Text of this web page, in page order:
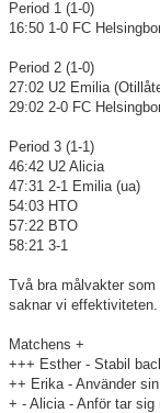
Period 1 (1-0)
16:50 1-0 FC
Period 2 (1-0)
27:02 U2 Emilia
29:02 2-0 FC
Period 3 (1-1)
46:42 U2 Alicia
47:31 2-1 Emilia (ua)
54:03 HTO
57:22 BTO
58:21 3-1
Två bra målvakter
saknar vi effektiviteten.
Matchens +
+++ Esther - Stabil
++ Erika - Använder
+ - Alicia - Anför tar sig